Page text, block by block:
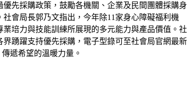
先採購政策，鼓勵各機關、企業及民間團體採購身
會局長郭乃文指出，今年除11家身心障礙福利機
培力與技能訓練所展現的多元能力與產品價值。社
踴躍支持優先採購，電子型錄可至社會局官網最新
遞希望的溫暖力量。